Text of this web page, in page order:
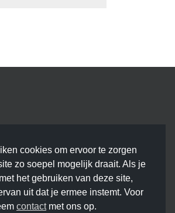
cookies om ervoor te zorgen
zo soepel mogelijk draait. Als je
het gebruiken van deze site,
uit dat je ermee instemt. Voor
contactmet ons op.